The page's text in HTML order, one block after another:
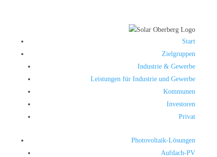
Start
Zielgruppen
Industrie & Gewerbe
Leistungen für Industrie und Gewerbe
Kommunen
Investoren
Privat
Photovoltaik-Lösungen
Aufdach-PV